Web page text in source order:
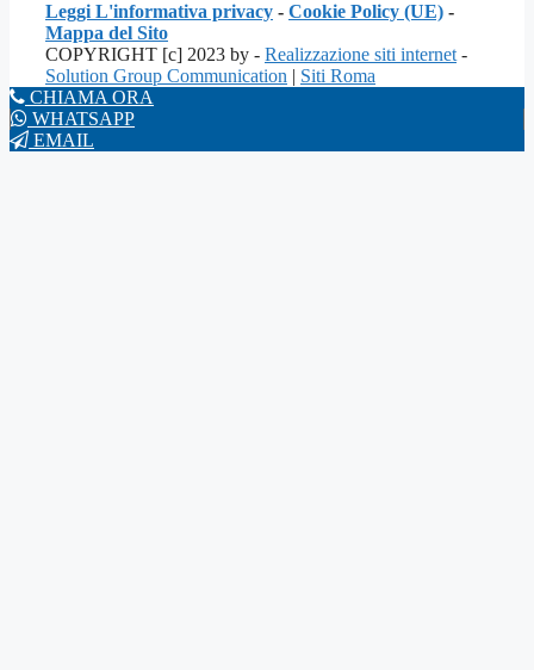
Leggi L'informativa privacy - Cookie Policy (UE) -
Mappa del Sito
COPYRIGHT [c] 2023 by - Realizzazione siti internet -
Solution Group Communication | Siti Roma
CHIAMA ORA
WHATSAPP
EMAIL